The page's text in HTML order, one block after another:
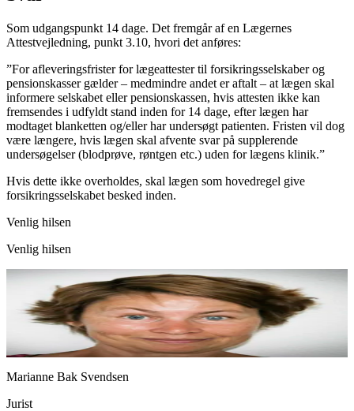
Som udgangspunkt 14 dage. Det fremgår af en Lægernes
Attestvejledning, punkt 3.10, hvori det anføres:
”For afleveringsfrister for lægeattester til forsikringsselskaber og
pensionskasser gælder – medmindre andet er aftalt – at lægen skal
informere selskabet eller pensionskassen, hvis attesten ikke kan
fremsendes i udfyldt stand inden for 14 dage, efter lægen har
modtaget blanketten og/eller har undersøgt patienten. Fristen vil dog
være længere, hvis lægen skal afvente svar på supplerende
undersøgelser (blodprøve, røntgen etc.) uden for lægens klinik.”
Hvis dette ikke overholdes, skal lægen som hovedregel give
forsikringsselskabet besked inden.
Venlig hilsen
Venlig hilsen
Marianne Bak Svendsen
Jurist